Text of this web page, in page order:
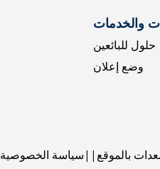
والخدمات
حلول للبائعين
وضع إعلان
سياسة الخصوصية بالموقع